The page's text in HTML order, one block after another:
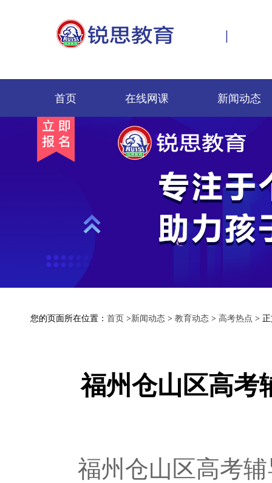
|
首页 在线网课 新闻动态
您的页面所在位置： 首页 >新闻动态 > 教育动态 > 高考热点 >
福州仓山区高考
福州仓山区高考辅